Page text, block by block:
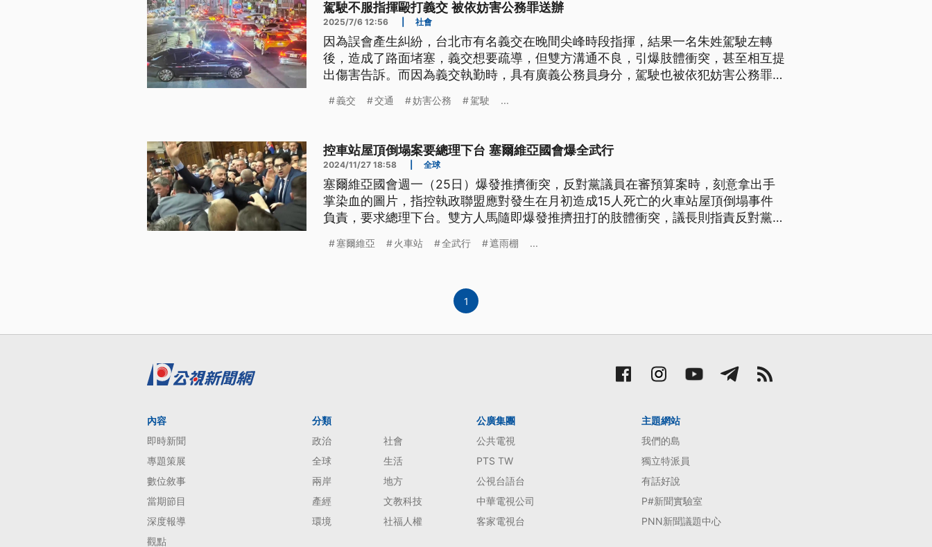
駕駛不服指揮毆打義交 被依妨害公務罪送辦
2025/7/6 12:56 社會
因為誤會產生糾紛，台北市有名義交在晚間尖峰時段指揮，結果一名朱姓駕駛左轉
後，造成了路面堵塞，義交想要疏導，但雙方溝通不良，引爆肢體衝突，甚至相互提
出傷害告訴。而因為義交執勤時，具有廣義公務員身分，駕駛也被依犯妨害公務罪
義交 交通 妨害公務 駕駛 ...
控車站屋頂倒塌案要總理下台 塞爾維亞國會爆全武行
2024/11/27 18:58 全球
塞爾維亞國會週一（25日）爆發推擠衝突，反對黨議員在審預算案時，刻意拿出手
掌染血的圖片，指控執政聯盟應對發生在月初造成15人死亡的火車站屋頂倒塌事件
負責，要求總理下台。雙方人馬隨即爆發推擠扭打的肢體衝突，議長則指責反對黨試
塞爾維亞 火車站 全武行 遮雨棚 ...
1
內容
即時新聞
專題策展
數位敘事
當期節目
深度報導
觀點
分類
政治
社會
全球
生活
兩岸
地方
產經
文教科技
環境
社福人權
公廣集團
公共電視
PTS TW
公視台語台
中華電視公司
客家電視台
主題網站
我們的島
獨立特派員
有話好說
P#新聞實驗室
PNN新聞議題中心